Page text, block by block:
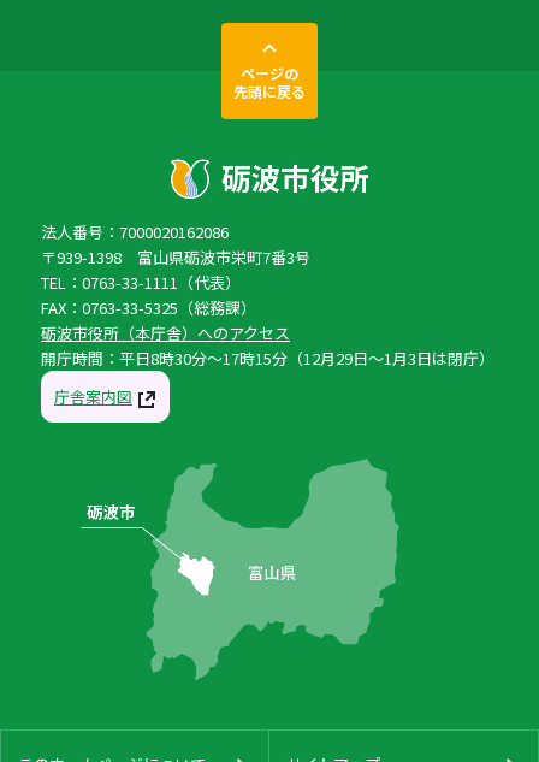
ページの
先頭に戻る
法人番号：7000020162086
〒939-1398 富山県砺波市栄町7番3号
TEL：0763-33-1111（代表）
FAX：0763-33-5325（総務課）
砺波市役所（本庁舎）へのアクセス
開庁時間：平日8時30分〜17時15分（12月29日〜1月3日は閉庁）
庁舎案内図